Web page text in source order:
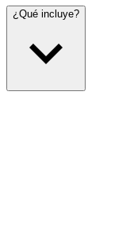
¿Qué incluye?